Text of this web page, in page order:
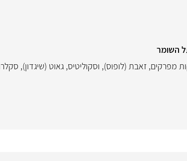
השומר
מפרקים, זאבת (לופוס), וסקוליטיס, גאוט (שיגדון),